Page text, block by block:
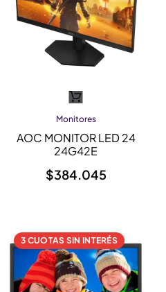
Monitores
AOC MONITOR LED 24
24G42E
$384.045
3 CUOTAS SIN INTERÉS